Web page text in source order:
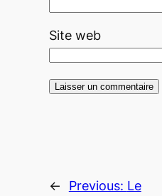
Site web
← Previous: Le